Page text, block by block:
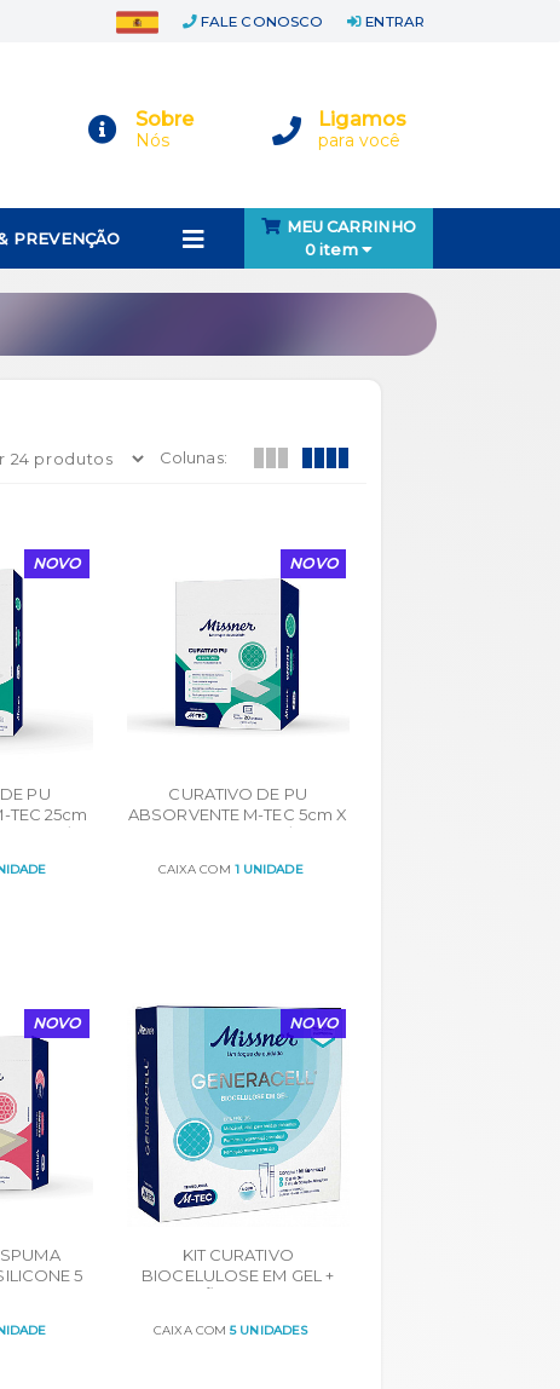
FALE CONOSCO ENTRAR
Ligamos
para você
Sobre
Nós
PREVENÇÃO
MEU CARRINHO
0 item
Colunas:
NOVO
PU
TEC 25cm
NOVO
CURATIVO DE PU
ABSORVENTE M-TEC 5cm X
CAIXA COM 1 UNIDADE
NOVO
5
NOVO
KIT CURATIVO
BIOCELULOSE EM GEL +
CAIXA COM 5 UNIDADES